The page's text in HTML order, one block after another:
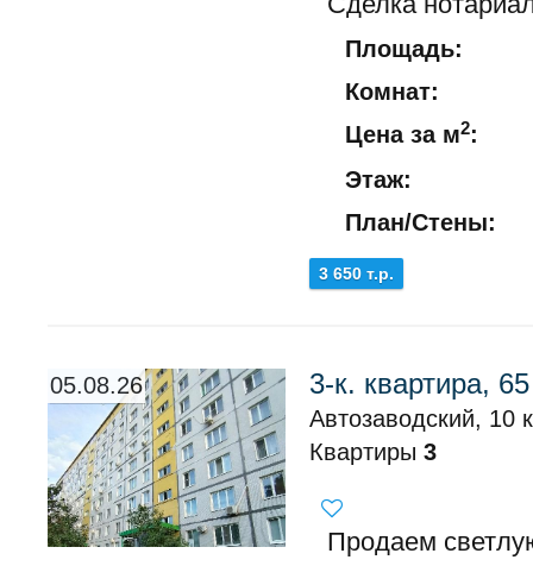
Площадь:
Комнат:
Цена за м2:
Этаж:
План/Стены:
3 650 т.р.
05.08.26 3-к. квартира,
Автозаводский, 10
Квартиры 3
Продаем